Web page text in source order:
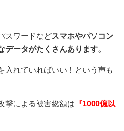
スワードなどスマホやパソコン
データがたくさんあります。
入れていればいい！という声も
撃による被害総額は 『1000億以